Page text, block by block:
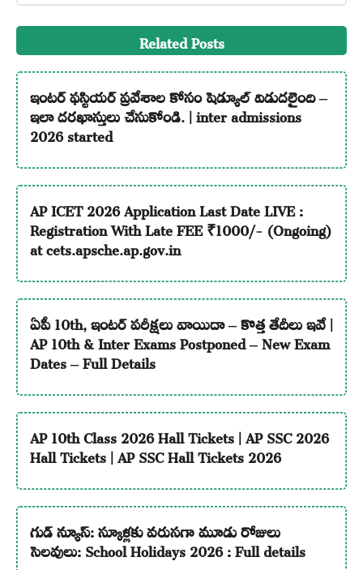
Related Posts
ఇంటర్ ఫస్టియర్ ప్రవేశాల కోసం షెడ్యూల్ విడుదలైంది –
ఇలా దరఖాస్తులు చేసుకోండి. | inter admissions
2026 started
AP ICET 2026 Application Last Date LIVE :
Registration With Late FEE ₹1000/- (Ongoing)
at cets.apsche.ap.gov.in
ఏపీ 10th, ఇంటర్ పరీక్షలు వాయిదా – కొత్త తేదీలు ఇవే |
AP 10th & Inter Exams Postponed – New Exam
Dates – Full Details
AP 10th Class 2026 Hall Tickets | AP SSC 2026
Hall Tickets | AP SSC Hall Tickets 2026
గుడ్ న్యూస్: స్కూళ్లకు వరుసగా మూడు రోజులు
సెలవులు: School Holidays 2026 : Full details